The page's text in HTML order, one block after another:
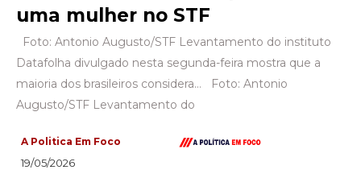
uma mulher no STF
Foto: Antonio Augusto/STF Levantamento do instituto
Datafolha divulgado nesta segunda-feira mostra que a
maioria dos brasileiros considera… Foto: Antonio
Augusto/STF Levantamento do
A Politica Em Foco
19/05/2026